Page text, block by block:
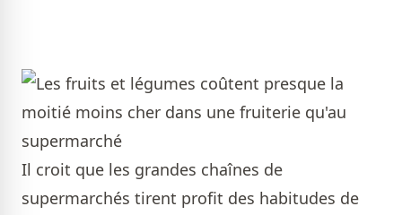
Il croit que les grandes chaînes de
supermarchés tirent profit des habitudes de